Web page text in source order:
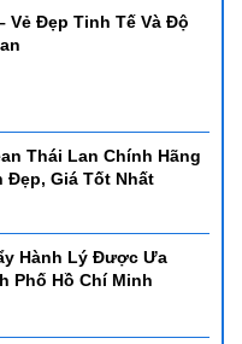
Vẻ Đẹp Tinh Tế Và Độ
Thái Lan Chính Hãng
Đẹp, Giá Tốt Nhất
Hành Lý Được Ưa
Phố Hồ Chí Minh